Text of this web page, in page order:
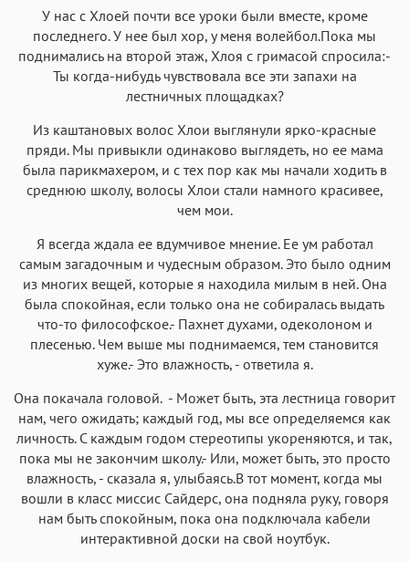
У нас с Хлоей почти все уроки были вместе, кроме
последнего. У нее был хор, у меня волейбол.Пока мы
поднимались на второй этаж, Хлоя с гримасой спросила:-
Ты когда-нибудь чувствовала все эти запахи на
лестничных площадках?
Из каштановых волос Хлои выглянули ярко-красные
пряди. Мы привыкли одинаково выглядеть, но ее мама
была парикмахером, и с тех пор как мы начали ходить в
среднюю школу, волосы Хлои стали намного красивее,
чем мои.
Я всегда ждала ее вдумчивое мнение. Ее ум работал
самым загадочным и чудесным образом. Это было одним
из многих вещей, которые я находила милым в ней. Она
была спокойная, если только она не собиралась выдать
что-то философское.- Пахнет духами, одеколоном и
плесенью. Чем выше мы поднимаемся, тем становится
хуже.- Это влажность, - ответила я.
Она покачала головой. - Может быть, эта лестница говорит
нам, чего ожидать; каждый год, мы все определяемся как
личность. С каждым годом стереотипы укореняются, и так,
пока мы не закончим школу.- Или, может быть, это просто
влажность, - сказала я, улыбаясь.В тот момент, когда мы
вошли в класс миссис Сайдерс, она подняла руку, говоря
нам быть спокойным, пока она подключала кабели
интерактивной доски на свой ноутбук.